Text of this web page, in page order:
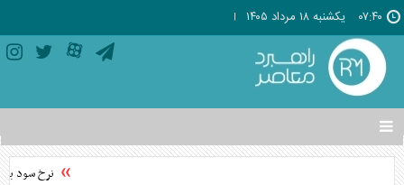
۰۷:۴۰ يکشنبه ۱۸ مرداد ۱۴۰۵
تغییر
وضعیت
منوی
نرخ سود